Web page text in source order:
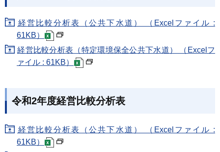
経営比較分析表（公共下水道） （Excelファイル :
61KB）
経営比較分析表（特定環境保全公共下水道） （Excelフ
ァイル : 61KB）
令和2年度経営比較分析表
経営比較分析表（公共下水道） （Excelファイル :
61KB）